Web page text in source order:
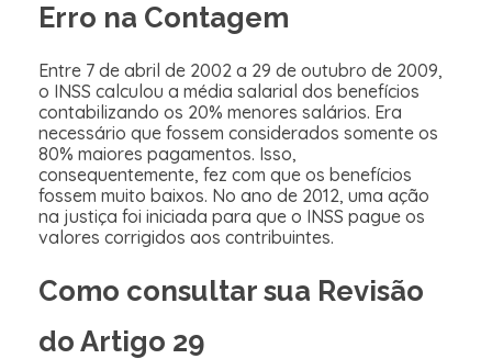
Erro na Contagem
Entre 7 de abril de 2002 a 29 de outubro de 2009,
o INSS calculou a média salarial dos benefícios
contabilizando os 20% menores salários. Era
necessário que fossem considerados somente os
80% maiores pagamentos. Isso,
consequentemente, fez com que os benefícios
fossem muito baixos. No ano de 2012, uma ação
na justiça foi iniciada para que o INSS pague os
valores corrigidos aos contribuintes.
Como consultar sua Revisão
do Artigo 29